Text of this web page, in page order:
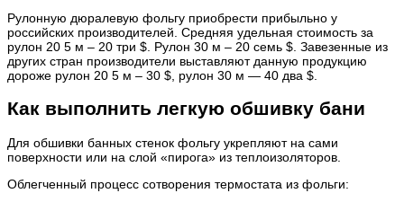
Рулонную дюралевую фольгу приобрести прибыльно у
российских производителей. Средняя удельная стоимость за
рулон 20 5 м – 20 три $. Рулон 30 м – 20 семь $. Завезенные из
других стран производители выставляют данную продукцию
дороже рулон 20 5 м – 30 $, рулон 30 м — 40 два $.
Как выполнить легкую обшивку бани
Для обшивки банных стенок фольгу укрепляют на сами
поверхности или на слой «пирога» из теплоизоляторов.
Облегченный процесс сотворения термостата из фольги: